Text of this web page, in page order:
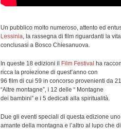
Un pubblico molto numeroso, attento ed
Lessinia, la rassegna di film riguardanti la
conclusasi a Bosco Chiesanuova.
In queste 18 edizioni il Film Festival ha
ricca la proiezione di quest’anno con
96 film di cui 59 in concorso provenienti da
“Altre montagne”, i 12 delle “ Montagne
dei bambini” e i 5 dedicati alla spiritualità.
Due gli eventi speciali di questa edizione
amante della montagna e l’altro al lupo che